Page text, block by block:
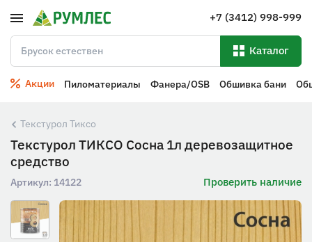
+7 (3412) 998-999
Каталог
Акции Пиломатериалы Фанера/OSB Обшивка бани
Текстурол Тиксо
Текстурол ТИКСО Сосна 1л деревозащитное
средство
Артикул: 14122 Проверить наличие